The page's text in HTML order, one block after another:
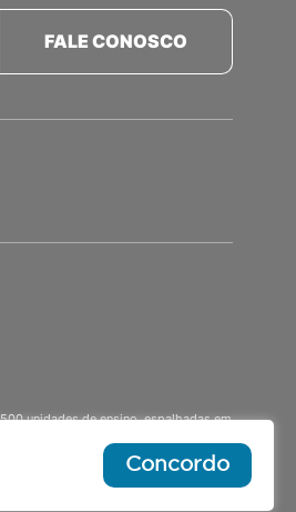
FALE CONOSCO
unidades de ensino, espalhadas em
Concordo